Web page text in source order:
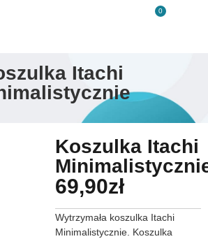
0
Itachi
Koszulka Itachi
69,90zł
Wytrzymała koszulka Itachi
Minimalistycznie. Koszulka